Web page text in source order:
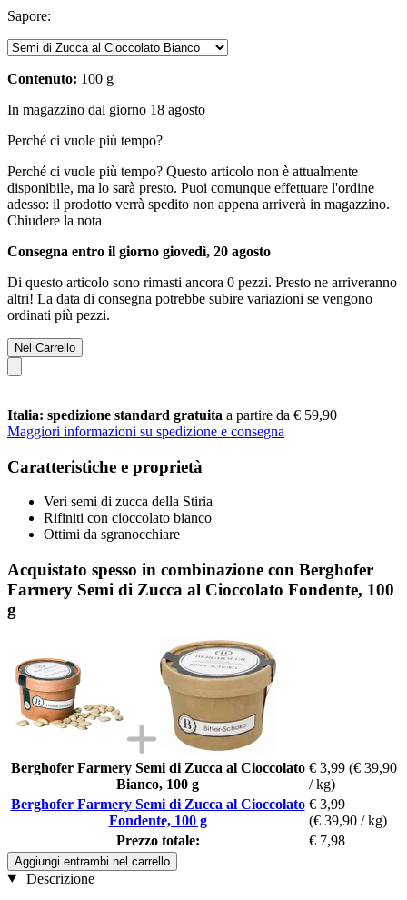
Sapore:
Contenuto: 100 g
In magazzino dal giorno 18 agosto
Perché ci vuole più tempo?
Perché ci vuole più tempo? Questo articolo non è attualmente
disponibile, ma lo sarà presto. Puoi comunque effettuare l'ordine
adesso: il prodotto verrà spedito non appena arriverà in magazzino.
Chiudere la nota
Consegna entro il giorno giovedì, 20 agosto
Di questo articolo sono rimasti ancora 0 pezzi. Presto ne arriveranno
altri! La data di consegna potrebbe subire variazioni se vengono
ordinati più pezzi.
Nel Carrello
Italia: spedizione standard gratuita a partire da € 59,90
Maggiori informazioni su spedizione e consegna
Caratteristiche e proprietà
Veri semi di zucca della Stiria
Rifiniti con cioccolato bianco
Ottimi da sgranocchiare
Acquistato spesso in combinazione con Berghofer
Farmery Semi di Zucca al Cioccolato Fondente, 100
g
Berghofer Farmery Semi di Zucca al Cioccolato
Bianco, 100 g
€ 3,99 (€ 39,90
/ kg)
Berghofer Farmery Semi di Zucca al Cioccolato
Fondente, 100 g
€ 3,99
(€ 39,90 / kg)
Prezzo totale:
€ 7,98
Aggiungi entrambi nel carrello
Descrizione